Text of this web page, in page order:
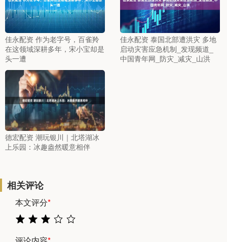
佳永配资 作为老字号，百雀羚
在这领域深耕多年，宋小宝却是
头一遭
佳永配资 泰国北部遭洪灾 多地
启动灾害应急机制_发现频道_
中国青年网_防灾_减灾_山洪
德宏配资 潮玩银川｜北塔湖冰
上乐园：冰趣盎然暖意相伴
相关评论
本文评分*